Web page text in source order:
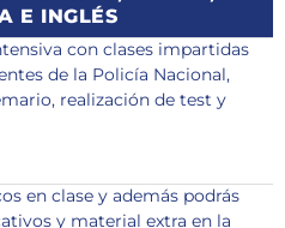
E INGLÉS
con clases impartidas
de la Policía Nacional,
realización de test y
en clase y además podrás
y material extra en la